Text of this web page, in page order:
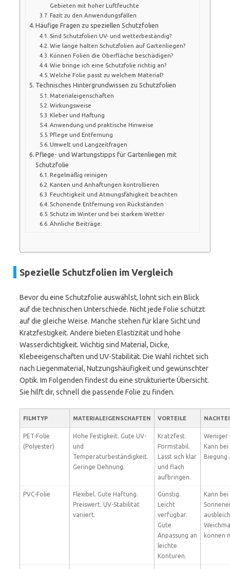
Gebieten mit hoher Luftfeuchte
Fazit zu den Anwendungsfällen
Häufige Fragen zu speziellen Schutzfolien
Sind Schutzfolien UV- und wetterbeständig?
Wie lange halten Schutzfolien auf Gartenliegen?
Können Folien die Oberfläche beschädigen?
Wie bringe ich eine Schutzfolie richtig an?
Welche Folie passt zu welchem Material?
Technisches Hintergrundwissen zu Schutzfolien
Materialeigenschaften
Wirkungsweise
Kleber und Haftung
Anwendung und praktische Hinweise
Pflege und Entfernung
Umwelt und Langzeitfragen
Pflege- und Wartungstipps für Gartenliegen mit
Schutzfolie
Regelmäßig reinigen
Kanten und Anhaftungen kontrollieren
Feuchtigkeit und Atmungsfähigkeit beachten
Schonende Entfernung von Rückständen
Schutz im Winter und bei starkem Wetter
Ähnliche Beiträge:
Spezielle Schutzfolien im Vergleich
Bevor du eine Schutzfolie auswählst, lohnt sich ein Blick
auf die technischen Unterschiede. Nicht jede Folie schützt
auf die gleiche Weise. Manche stehen für klare Sicht und
Kratzfestigkeit. Andere bieten Elastizität und hohe
Wasserdichtigkeit. Wichtig sind Material, Dicke,
Klebeeigenschaften und UV-Stabilität. Die Wahl richtet sich
nach Liegenmaterial, Nutzungshäufigkeit und gewünschter
Optik. Im Folgenden findest du eine strukturierte Übersicht.
Sie hilft dir, schnell die passende Folie zu finden.
FILMTYP MATERIALEIGENSCHAFTEN VORTEILE
PET-Folie
(Polyester)
Hohe Festigkeit. Gute UV-
und
Temperaturbeständigkeit.
Geringe Dehnung.
Kratzfest.
Formstabil.
Lässt sich klar
und flach
aufbringen.
Weniger
Kann
Biegung
PVC-Folie
Flexibel. Gute Haftung.
Preiswert. UV-Stabilität
variiert.
Günstig.
Leicht
verfügbar.
Gute
Anpassung an
leichte
Konturen.
Kann
können